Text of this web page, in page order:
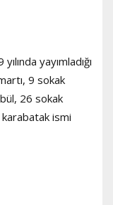
yayımladığı
9 sokak
26 sokak
ismi